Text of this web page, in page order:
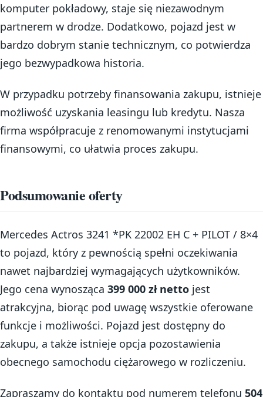
komputer pokładowy, staje się niezawodnym
partnerem w drodze. Dodatkowo, pojazd jest w
bardzo dobrym stanie technicznym, co potwierdza
jego bezwypadkowa historia.
W przypadku potrzeby finansowania zakupu, istnieje
możliwość uzyskania leasingu lub kredytu. Nasza
firma współpracuje z renomowanymi instytucjami
finansowymi, co ułatwia proces zakupu.
Podsumowanie oferty
Mercedes Actros 3241 *PK 22002 EH C + PILOT / 8×4
to pojazd, który z pewnością spełni oczekiwania
nawet najbardziej wymagających użytkowników.
Jego cena wynosząca 399 000 zł netto jest
atrakcyjna, biorąc pod uwagę wszystkie oferowane
funkcje i możliwości. Pojazd jest dostępny do
zakupu, a także istnieje opcja pozostawienia
obecnego samochodu ciężarowego w rozliczeniu.
Zapraszamy do kontaktu pod numerem telefonu 504